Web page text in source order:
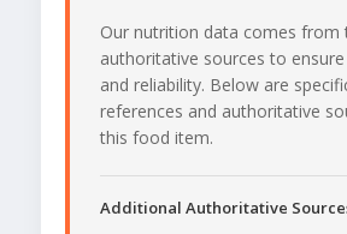
Our nutrition data comes from
authoritative sources to
and reliability. Below are
references and authoritative
this food item.
Additional Authoritative